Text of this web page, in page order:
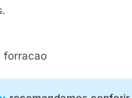
forracao